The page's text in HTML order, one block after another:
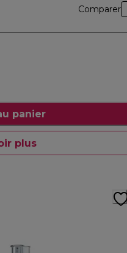
Comparer
panier
plus